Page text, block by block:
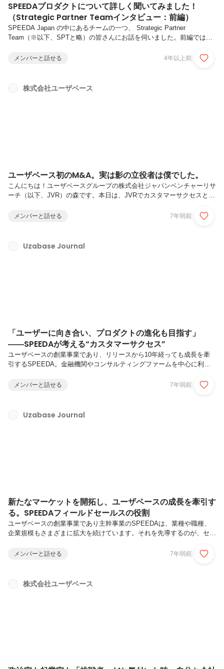
SPEEDAプロダクトについて詳しく聞いてみました！
（Strategic Partner Teamインタビュー：前編）
SPEEDA Japan の中にあるチームの一つ、 Strategic Partner
Team（※以下、SPTと略）の皆さんにお話を伺いました。前編では、
の仕事について伺いました！ぜひご一読ください！光岡 亮介（みつお
後はサポートデスクのリーダー、SPEEDA全体のカスタマーサクセス
メンバーと話せる 4年以上前
株式会社ユーザベース
ユーザベース初のM&A。実は影の立役者は僕でした。
こんにちは！ユーザベースグループの株式会社ジャパンベンチャーリサ
ーチ（以下、JVR）の森です。本日は、JVRでカスタマーサクセスとし
のインタビューをお届けします。プロフィール本名：楠元崇志 （くす
伝：寿司屋でのアルバイトで1日に100件配達をし「伝説のデリバリー
メンバーと話せる 7年弱前
Uzabase Journal
「ユーザーに向き合い、プロダクトの進化も目指す」
――SPEEDAが考える“カスタマーサクセス”
ユーザベースの創業事業であり、リリースから10年経っても成長を牽
引するSPEEDA。金融機関やコンサルティングファームを中心に利用
ー層が広がっています。今回、SPEEDAのカスタマーサクセスチーム
担当の金指が務めます。
メンバーと話せる 7年弱前
Uzabase Journal
新たなマーケットを開拓し、ユーザベースの成長を牽引す
る。SPEEDAフィールドセールスの役割
ユーザベースの創業事業であり主幹事業のSPEEDAは、業種や職種、
企業規模もさまざまに拡大を続けています。それを先導するのが、セー
ムに所属する3人に、ユーザベースに参画したきっかけやチームでの取
メンバーと話せる 7年弱前
株式会社ユーザベース